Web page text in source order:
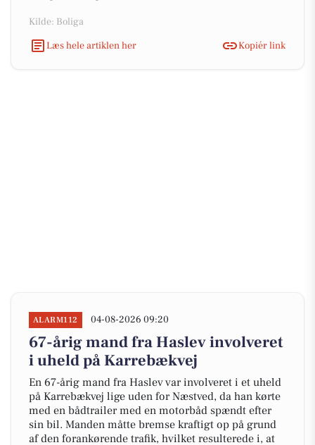
Kilde: Boliga
Læs hele artiklen her
Kopiér link
ALARM112 04-08-2026 09:20
67-årig mand fra Haslev involveret
i uheld på Karrebækvej
En 67-årig mand fra Haslev var involveret i et uheld
på Karrebækvej lige uden for Næstved, da han kørte
med en bådtrailer med en motorbåd spændt efter
sin bil. Manden måtte bremse kraftigt op på grund
af den forankørende trafik, hvilket resulterede i, at